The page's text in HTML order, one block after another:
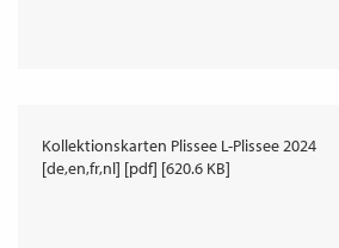
Kollektionskarten Plissee L-Plissee 2024
[de,en,fr,nl] [pdf] [620.6 KB]